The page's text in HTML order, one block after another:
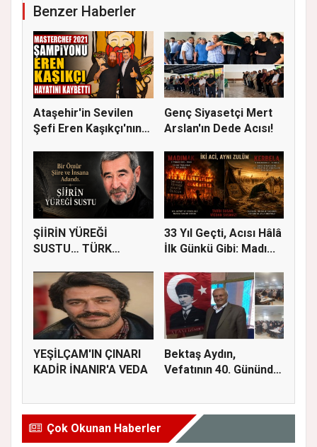
Benzer Haberler
Ataşehir'in Sevilen
Şefi Eren Kaşıkçı'nın
Genç Siyasetçi Mert
Arslan'ın Dede Acısı!
ŞİİRİN YÜREĞİ
SUSTU… TÜRK
TEL...
33 Yıl Geçti, Acısı Hâlâ
İlk Günkü Gibi: Madı...
YEŞİLÇAM'IN ÇINARI
KADİR İNANIR'A VEDA
Bektaş Aydın,
Vefatının 40. Gününde
Çok Okunan Haberler